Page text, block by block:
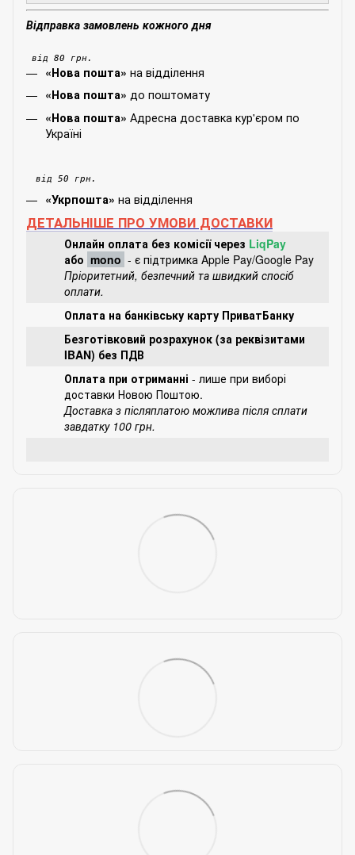
Відправка замовлень кожного дня
від 80 грн.
«Нова пошта» на відділення
«Нова пошта» до поштомату
«Нова пошта» Адресна доставка кур'єром по
Україні
від 50 грн.
«Укрпошта» на відділення
ДЕТАЛЬНІШЕ ПРО УМОВИ ДОСТАВКИ
Онлайн оплата без комісії через LiqPay
або mono - є підтримка Apple Pay/Google Pay
Пріоритетний, безпечний та швидкий спосіб
оплати.
Оплата на банківську карту ПриватБанку
Безготівковий розрахунок (за реквізитами
IBAN) без ПДВ
Оплата при отриманні - лише при виборі
доставки Новою Поштою.
Доставка з післяплатою можлива після сплати
завдатку 100 грн.